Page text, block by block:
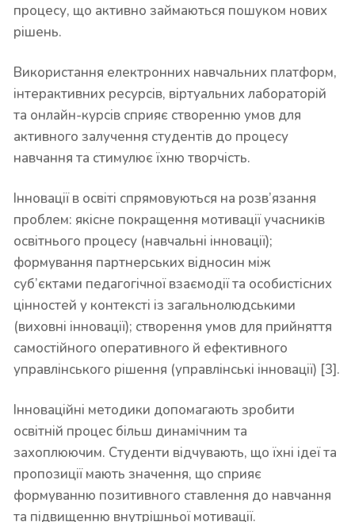
процесу, що активно займаються пошуком нових
рішень.
Використання електронних навчальних платформ,
інтерактивних ресурсів, віртуальних лабораторій
та онлайн-курсів сприяє створенню умов для
активного залучення студентів до процесу
навчання та стимулює їхню творчість.
Інновації в освіті спрямовуються на розв’язання
проблем: якісне покращення мотивації учасників
освітнього процесу (навчальні інновації);
формування партнерських відносин між
суб’єктами педагогічної взаємодії та особистісних
цінностей у контексті із загальнолюдськими
(виховні інновації); створення умов для прийняття
самостійного оперативного й ефективного
управлінського рішення (управлінські інновації) [3].
Інноваційні методики допомагають зробити
освітній процес більш динамічним та
захоплюючим. Студенти відчувають, що їхні ідеї та
пропозиції мають значення, що сприяє
формуванню позитивного ставлення до навчання
та підвищенню внутрішньої мотивації.